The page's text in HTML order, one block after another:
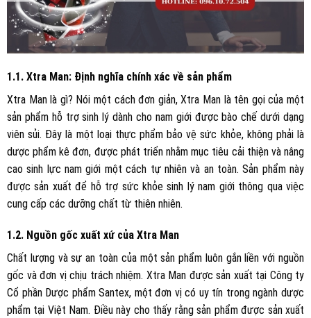
1.1. Xtra Man: Định nghĩa chính xác về sản phẩm
Xtra Man là gì? Nói một cách đơn giản, Xtra Man là tên gọi của một
sản phẩm hỗ trợ sinh lý dành cho nam giới được bào chế dưới dạng
viên sủi. Đây là một loại thực phẩm bảo vệ sức khỏe, không phải là
dược phẩm kê đơn, được phát triển nhằm mục tiêu cải thiện và nâng
cao sinh lực nam giới một cách tự nhiên và an toàn. Sản phẩm này
được sản xuất để hỗ trợ sức khỏe sinh lý nam giới thông qua việc
cung cấp các dưỡng chất từ thiên nhiên.
1.2. Nguồn gốc xuất xứ của Xtra Man
Chất lượng và sự an toàn của một sản phẩm luôn gắn liền với nguồn
gốc và đơn vị chịu trách nhiệm. Xtra Man được sản xuất tại Công ty
Cổ phần Dược phẩm Santex, một đơn vị có uy tín trong ngành dược
phẩm tại Việt Nam. Điều này cho thấy rằng sản phẩm được sản xuất